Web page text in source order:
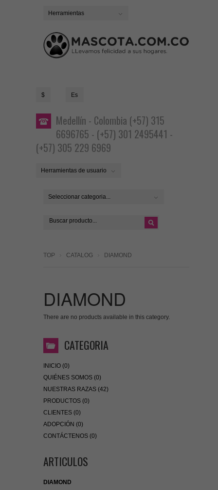
Herramientas
$ Es
Medellín - Colombia (+57) 315
6696765 - (+57) 301 2495441 -
(+57) 305 229 6969
Herramientas de usuario
Seleccionar categoria...
TOP CATALOG DIAMOND
DIAMOND
There are no products available in this category.
CATEGORIA
INICIO (0)
QUIÉNES SOMOS (0)
NUESTRAS RAZAS (42)
PRODUCTOS (0)
CLIENTES (0)
ADOPCIÓN (0)
CONTÁCTENOS (0)
ARTICULOS
DIAMOND